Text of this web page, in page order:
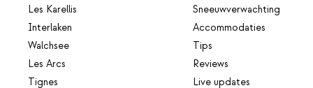
Les Karellis
Interlaken
Walchsee
Les Arcs
Tignes
Sneeuwverwachting
Accommodaties
Tips
Reviews
Live updates